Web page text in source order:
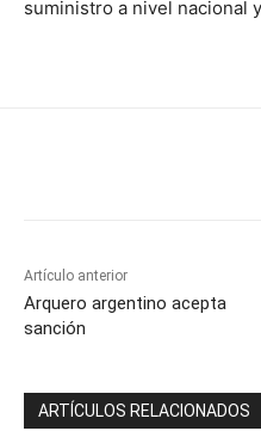
suministro a nivel nacional
Artículo anterior
Arquero argentino acepta
sanción
ARTÍCULOS RELACIONADOS